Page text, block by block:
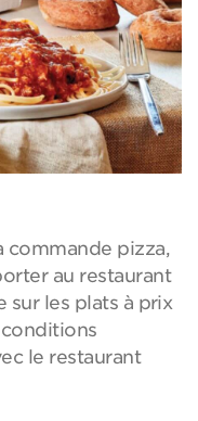
commande pizza,
au restaurant
sur les plats à prix
le restaurant